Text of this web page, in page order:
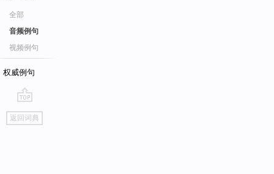
全部
音频例句
视频例句
权威例句
go
top
返回词典